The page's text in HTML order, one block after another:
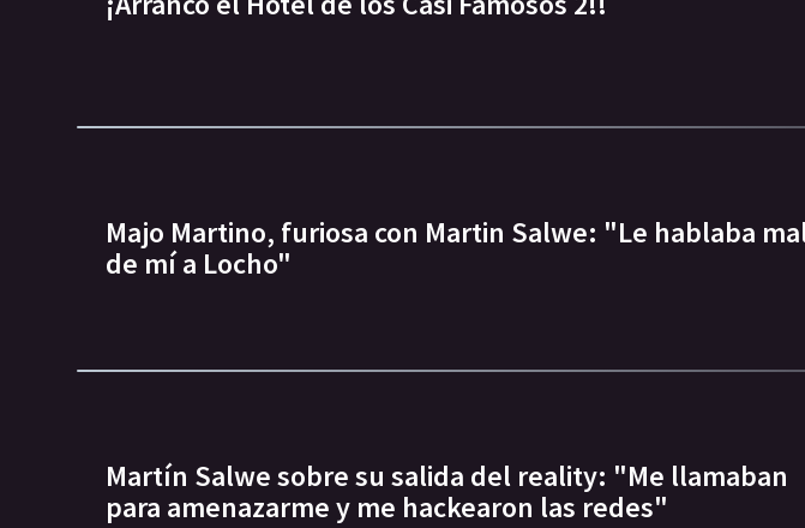
Majo Martino, furiosa con Martin Salwe: "Le hablaba
de mí a Locho"
Martín Salwe sobre su salida del reality: "Me llamaban
para amenazarme y me hackearon las redes"